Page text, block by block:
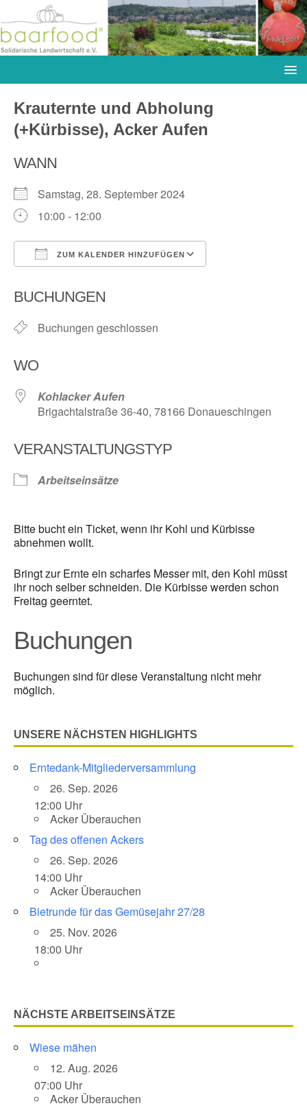
Krauternte und Abholung
(+Kürbisse), Acker Aufen
WANN
Samstag, 28. September 2024
10:00 - 12:00
ZUM KALENDER HINZUFÜGEN
BUCHUNGEN
Buchungen geschlossen
WO
Kohlacker Aufen
Brigachtalstraße 36-40, 78166 Donaueschingen
VERANSTALTUNGSTYP
Arbeitseinsätze
Bitte bucht ein Ticket, wenn ihr Kohl und Kürbisse
abnehmen wollt.
Bringt zur Ernte ein scharfes Messer mit, den Kohl müsst
ihr noch selber schneiden. Die Kürbisse werden schon
Freitag geerntet.
Buchungen
Buchungen sind für diese Veranstaltung nicht mehr
möglich.
UNSERE NÄCHSTEN HIGHLIGHTS
Erntedank-Mitgliederversammlung
26. Sep. 2026
12:00 Uhr
Acker Überauchen
Tag des offenen Ackers
26. Sep. 2026
14:00 Uhr
Acker Überauchen
Bietrunde für das Gemüsejahr 27/28
25. Nov. 2026
18:00 Uhr
NÄCHSTE ARBEITSEINSÄTZE
Wiese mähen
12. Aug. 2026
07:00 Uhr
Acker Überauchen